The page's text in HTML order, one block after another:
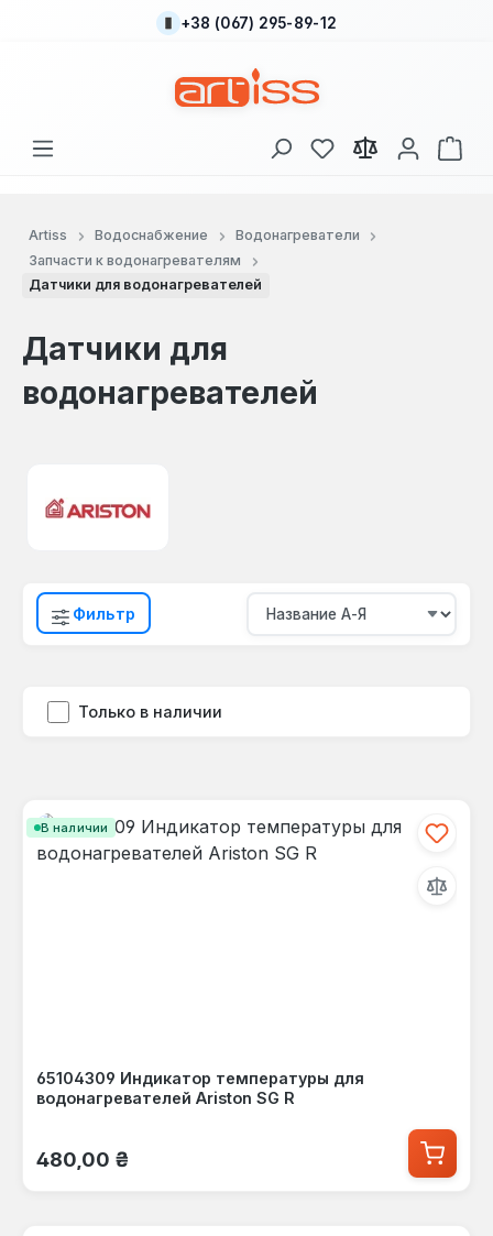
Перейти к основному содержанию
+38 (067) 295-89-12
У вас есть товары
В
Artiss Водоснабжение
Водонагреватели
Запчасти к водонагревателям
Датчики для водонагревателей
Датчики для
водонагревателей
Фильтр
Только в наличии
В наличии
65104309 Индикатор температуры для
водонагревателей Ariston SG R
Обычная цена:
480,00 ₴